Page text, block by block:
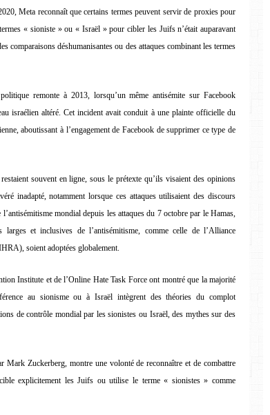
Meta reconnaît que certains termes peuvent servir de proxies pour
« sioniste » ou « Israël » pour cibler les Juifs n’était auparavant
comparaisons déshumanisantes ou des attaques combinant les termes
remonte à 2013, lorsqu’un même antisémite sur Facebook
israélien altéré. Cet incident avait conduit à une plainte officielle du
aboutissant à l’engagement de Facebook de supprimer ce type de
souvent en ligne, sous le prétexte qu’ils visaient des opinions
inadapté, notamment lorsque ces attaques utilisaient des discours
mondial depuis les attaques du 7 octobre par le Hamas,
et inclusives de l’antisémitisme, comme celle de l’Alliance
soient adoptées globalement.
Institute et de l’Online Hate Task Force ont montré que la majorité
au sionisme ou à Israël intègrent des théories du complot
de contrôle mondial par les sionistes ou Israël, des mythes sur des
Mark Zuckerberg, montre une volonté de reconnaître et de combattre
explicitement les Juifs ou utilise le terme « sionistes » comme